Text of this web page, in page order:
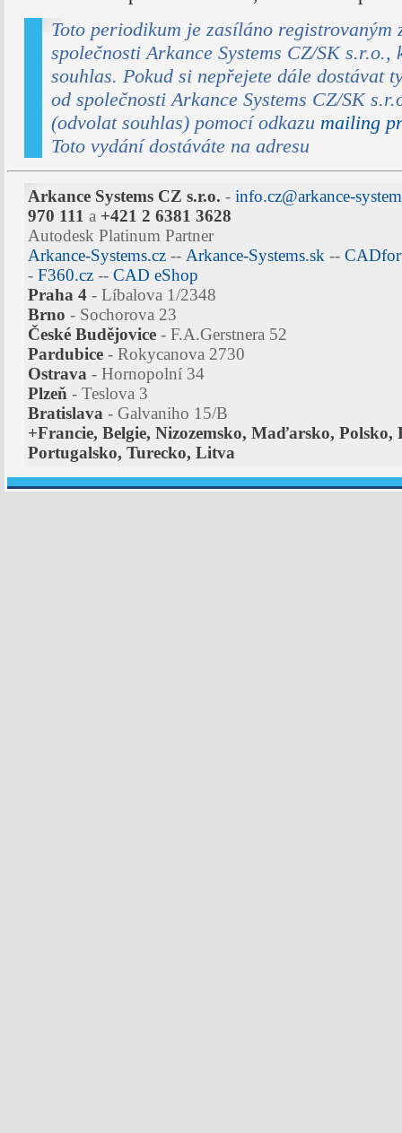
Toto periodikum je zasíláno registrovaným
společnosti Arkance Systems CZ/SK
souhlas. Pokud si nepřejete dále dostávat
od společnosti Arkance Systems CZ/SK
(odvolat souhlas) pomocí odkazu mailing
Toto vydání dostáváte na adresu
Arkance Systems CZ s.r.o. - info.cz@arkance-
970 111 a +421 2 6381 3628
Autodesk Platinum Partner
Arkance-Systems.cz-- Arkance-Systems.sk --
- F360.cz-- CAD eShop
Praha 4- Líbalova 1/2348
Brno - Sochorova 23
České Budějovice- F.A.Gerstnera 52
Pardubice- Rokycanova 2730
Ostrava - Hornopolní 34
Plzeň - Teslova 3
Bratislava - Galvaniho 15/B
+Francie, Belgie, Nizozemsko, Maďarsko, Polsko,
Portugalsko, Turecko, Litva